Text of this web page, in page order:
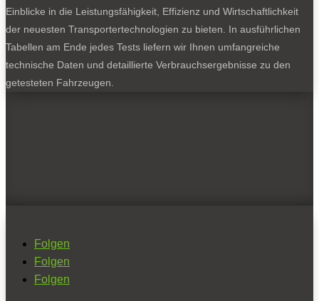
Einblicke in die Leistungsfähigkeit, Effizienz und Wirtschaftlichkeit
der neuesten Transportertechnologien zu bieten. In ausführlichen
Tabellen am Ende jedes Tests liefern wir Ihnen umfangreiche
technische Daten und detaillierte Verbrauchsergebnisse zu den
getesteten Fahrzeugen.
Folgen
Folgen
Folgen